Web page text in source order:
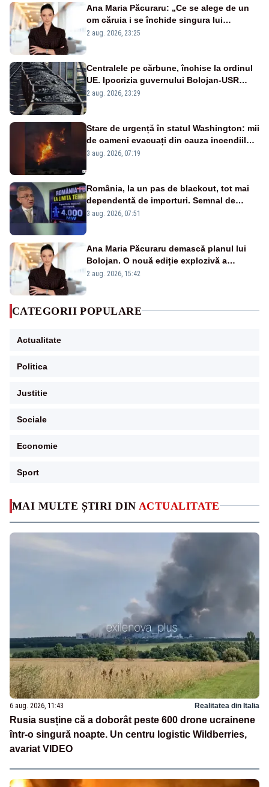
MAI MULTE ȘTIRI DIN ACTUALITATE
6 aug. 2026, 11:43 Realitatea din Italia
Rusia susține că a doborât peste 600 drone ucrainene
într-o singură noapte. Un centru logistic Wildberries,
avariat VIDEO
Ana Maria Păcuraru: „Ce se alege de un
om căruia i se închide singura lui
portiță?”
2 aug. 2026, 23:25
Centralele pe cărbune, închise la ordinul
UE. Ipocrizia guvernului Bolojan-USR
după starea de alertă
2 aug. 2026, 23:29
Stare de urgență în statul Washington: mii
de oameni evacuați din cauza incendiilor
puternice de vegetație
3 aug. 2026, 07:19
România, la un pas de blackout, tot mai
dependentă de importuri. Semnal de
alarmă tras de un expert în energie
3 aug. 2026, 07:51
Ana Maria Păcuraru demască planul lui
Bolojan. O nouă ediție explozivă a
emisiunii „Miza Zilei” la Realitatea PLUS
2 aug. 2026, 15:42
CATEGORII POPULARE
Actualitate
Politica
Justitie
Sociale
Economie
Sport